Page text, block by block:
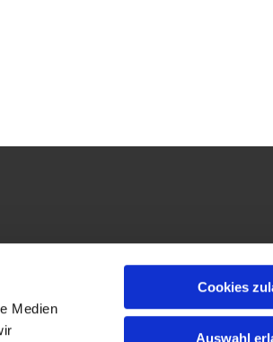
Medien
Cookies
Auswahl